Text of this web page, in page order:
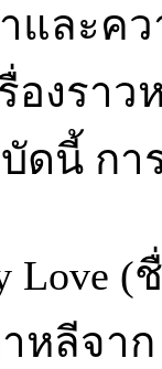
และคว
องราว
ดนี้ กา
Love
หลีจาก